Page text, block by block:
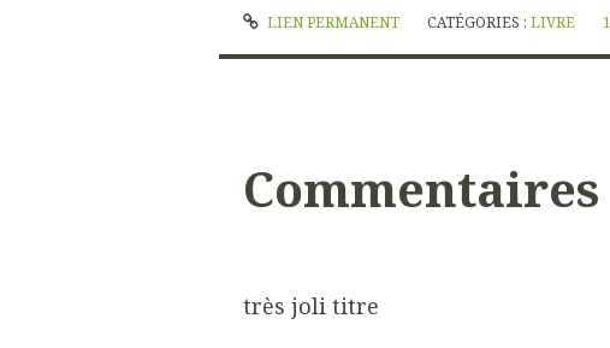
LIEN PERMANENT CATÉGORIES :LIVRE 1
Commentaires
très joli titre